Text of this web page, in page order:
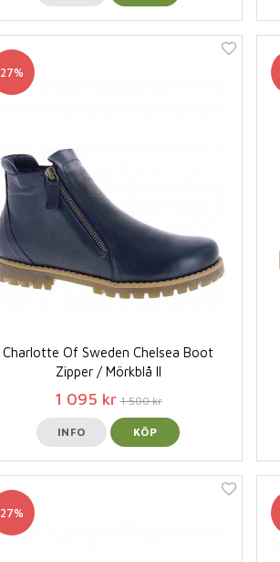
27%
Charlotte Of Sweden Chelsea Boot
Zipper / Mörkblå II
1 095 kr 1 500 kr
INFO KÖP
27%